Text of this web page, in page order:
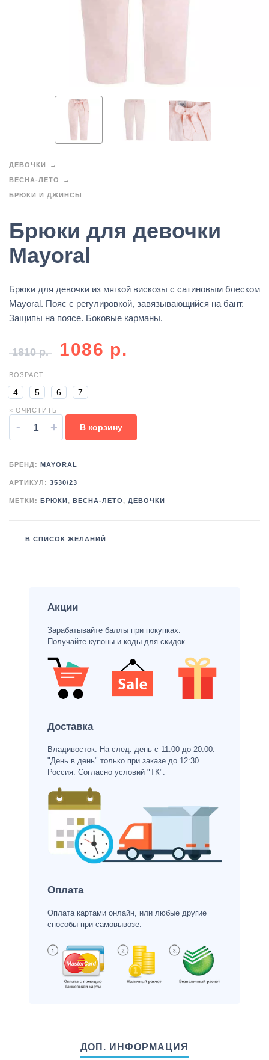
ДЕВОЧКИ
ВЕСНА-ЛЕТО
БРЮКИ И ДЖИНСЫ
Брюки для девочки
Mayoral
Брюки для девочки из мягкой вискозы с сатиновым блеском
Mayoral. Пояс с регулировкой, завязывающийся на бант.
Защипы на поясе. Боковые карманы.
1810р. 1086 р.
ВОЗРАСТ
4 5 6 7
× ОЧИСТИТЬ
- + В корзину
БРЕНД: MAYORAL
АРТИКУЛ: 3530/23
МЕТКИ: БРЮКИ , ВЕСНА-ЛЕТО, ДЕВОЧКИ
В СПИСОК ЖЕЛАНИЙ
Акции
Зарабатывайте баллы при покупках.
Получайте купоны и коды для скидок.
Доставка
Владивосток: На след. день с 11:00 до 20:00.
"День в день" только при заказе до 12:30.
Россия: Согласно условий "ТК".
Оплата
Оплата картами онлайн, или любые другие
способы при самовывозе.